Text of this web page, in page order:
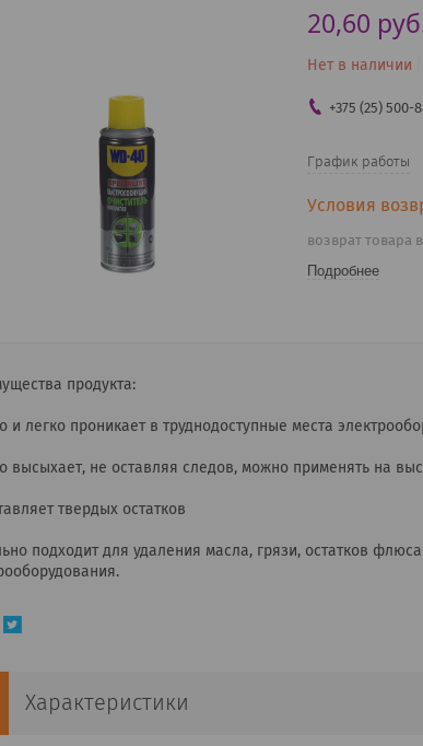
20,60
Нет в наличии
+375 (25) 500-
График работы
возврат товара
Подробнее
продукта:
и легко проникает в труднодоступные места
высыхает, не оставляя следов, можно применять на
твердых остатков
подходит для удаления масла, грязи, остатков
Характеристики